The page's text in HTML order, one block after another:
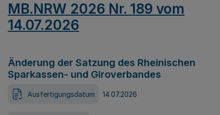
MB.NRW 2026 Nr. 189 vom
14.07.2026
Änderung der Satzung des Rheinischen
Sparkassen- und Giroverbandes
Ausfertigungsdatum 14.07.2026